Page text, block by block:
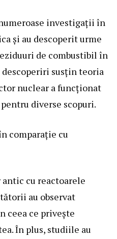
investigații în
și au descoperit urme
de combustibil în
susțin teoria
nuclear a funcționat
diverse scopuri.
comparație cu
antic cu reactoarele
au observat
ceea ce privește
În plus, studiile au